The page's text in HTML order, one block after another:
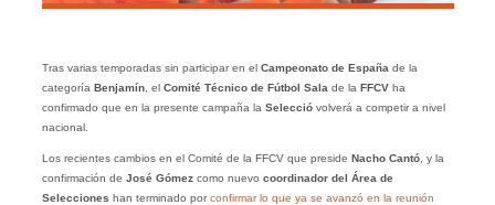
Tras varias temporadas sin participar en elCampeonato de España de la
categoría Benjamín, el Comité Técnico de Fútbol Sala de la FFCVha
confirmado que en la presente campaña la Seleccióvolverá a competir a nivel
nacional.
Los recientes cambios en el Comité de la FFCV que preside Nacho Cantó, y la
confirmación de José Gómez como nuevo coordinador del Área de
Selecciones han terminado porconfirmar lo que ya se avanzó en la reunión